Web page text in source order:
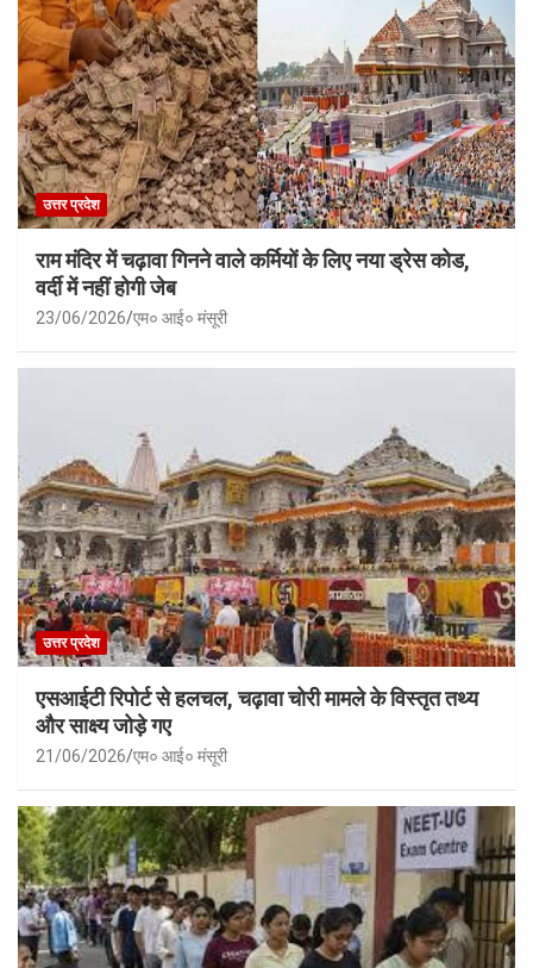
उत्तर प्रदेश
राम मंदिर में चढ़ावा गिनने वाले कर्मियों के लिए नया ड्रेस कोड,
वर्दी में नहीं होगी जेब
23/06/2026 एम० आई० मंसूरी
उत्तर प्रदेश
एसआईटी रिपोर्ट से हलचल, चढ़ावा चोरी मामले के विस्तृत तथ्य
और साक्ष्य जोड़े गए
21/06/2026 एम० आई० मंसूरी